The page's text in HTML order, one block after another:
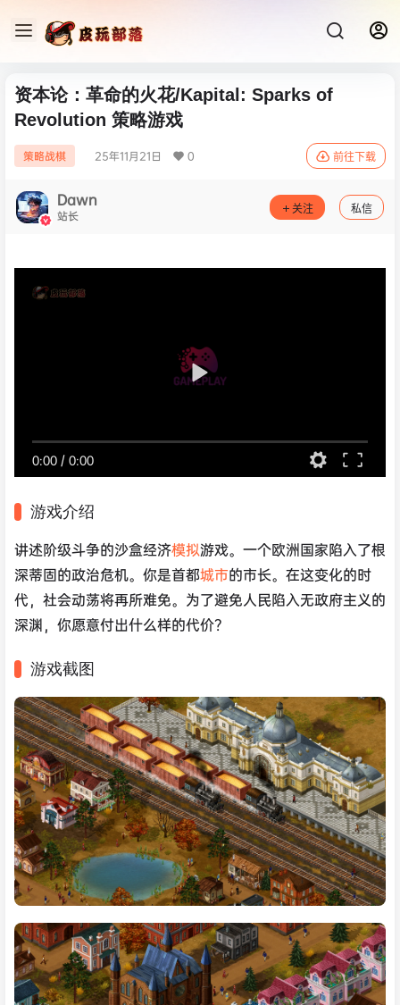
资本论：革命的火花/Kapital: Sparks of
Revolution 策略‎游戏
策略战棋 25年11月21日 0 前往下载
Dawn
站长 关注 私信
0:00 / 0:00
游戏介绍
讲述阶级斗争的沙盒经济模拟游戏。一个欧洲国家陷入了根
深蒂固的政治危机。你是首都城市的市长。在这变化的时
代，社会动荡将再所难免。为了避免人民陷入无政府主义的
深渊，你愿意付出什么样的代价？
游戏截图